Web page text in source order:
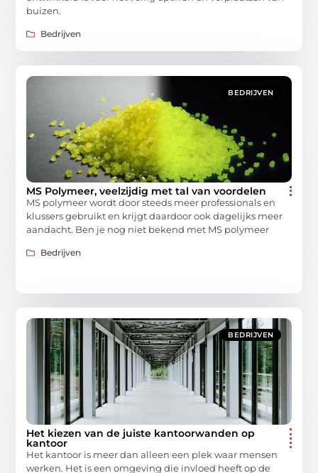
buizen.
Bedrijven
BEDRIJVEN
MS Polymeer, veelzijdig met tal van voordelen
MS polymeer wordt door steeds meer professionals en
klussers gebruikt en krijgt daardoor ook dagelijks meer
aandacht. Ben je nog niet bekend met MS polymeer
Bedrijven
BEDRIJVEN
Het kiezen van de juiste kantoorwanden op
kantoor
Het kantoor is meer dan alleen een plek waar mensen
werken. Het is een omgeving die invloed heeft op de